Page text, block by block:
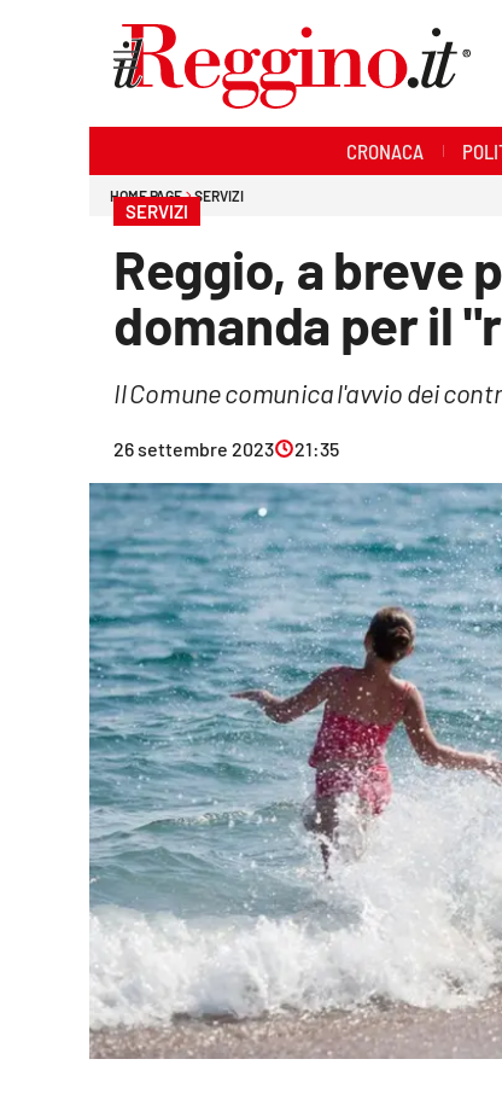
Economia e lavoro
Streaming
Lac Network
CRONACA
HOME PAGE SERVIZI
SERVIZI
Reggio, a breve
domanda per il
Il Comune comunica l'avvio dei
26 settembre 2023 21:35